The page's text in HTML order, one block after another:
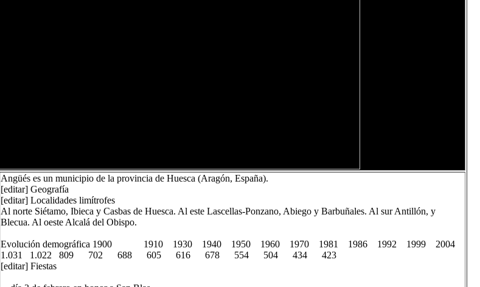
Angüés es un municipio de la provincia de Huesca (Aragón, España).
[editar] Geografía
[editar] Localidades limítrofes
Al norte Siétamo, Ibieca y Casbas de Huesca. Al este Lascellas-Ponzano, Abiego y Barbuñales. Al sur Antillón, y
Blecua. Al oeste Alcalá del Obispo.
Evolución demográfica 1900 1910 1930 1940 1950 1960 1970 1981 1986 1992 1999 2004
1.031 1.022 809 702 688 605 616 678 554 504 434 423
[editar] Fiestas